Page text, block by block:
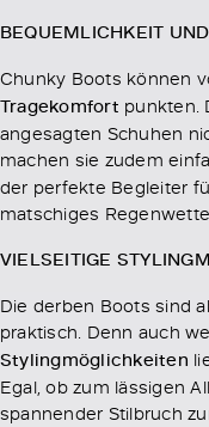
BEQUEMLICHKEIT
Chunky Boots können
Tragekomfort punkten.
angesagten Schuhen
machen sie zudem
der perfekte Begleiter
matschiges
VIELSEITIGE
Die derben Boots sind
praktisch. Denn auch
Stylingmöglichkeiten
Egal, ob zum lässigen
spannender Stilbruch